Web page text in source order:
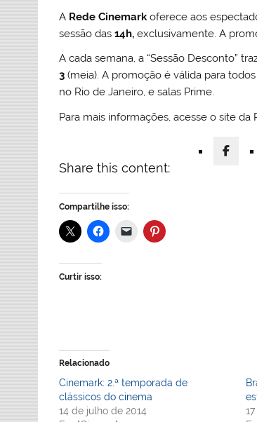
A Rede Cinemarkoferece aos
sessão das14h, exclusivamente. A
A cada semana, a “Sessão Desconto”
3 (meia). A promoção é válida para
no Rio de Janeiro, e salas Prime.
Para mais informações, acesse o site da
Share this content:
Compartilhe isso:
Curtir isso:
Relacionado
Cinemark: 2.ª temporada de
clássicos do cinema
14 de julho de 2014